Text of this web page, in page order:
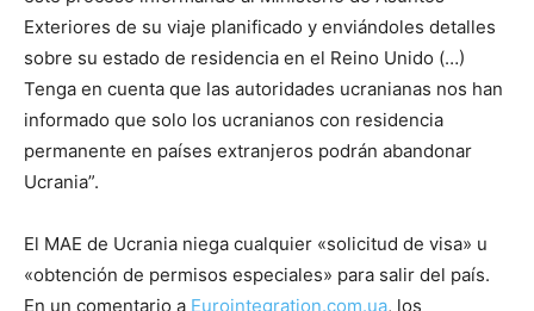
Exteriores de su viaje planificado y enviándoles detalles
sobre su estado de residencia en el Reino Unido (…)
Tenga en cuenta que las autoridades ucranianas nos han
informado que solo los ucranianos con residencia
permanente en países extranjeros podrán abandonar
Ucrania”.
El MAE de Ucrania niega cualquier «solicitud de visa» u
«obtención de permisos especiales» para salir del país.
En un comentario a Eurointegration.com.ua, los